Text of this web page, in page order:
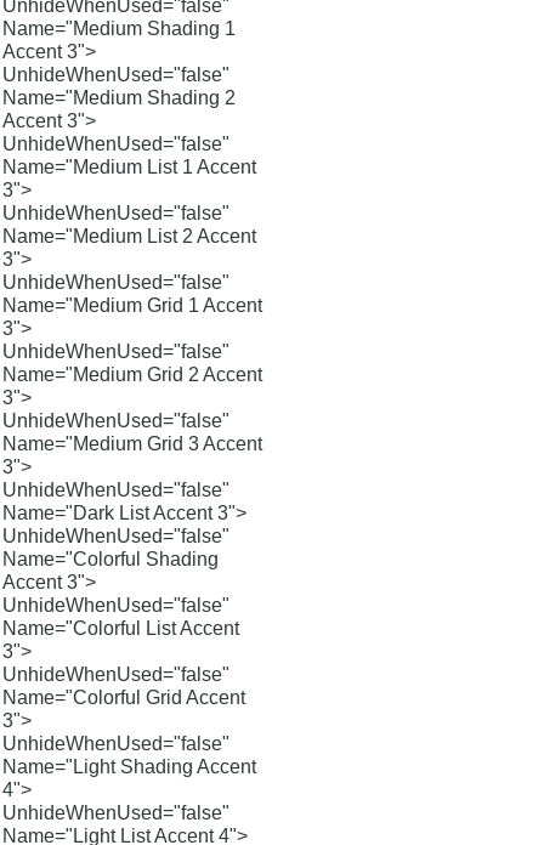
UnhideWhenUsed="false"
Name="Medium Shading 1
Accent 3">
UnhideWhenUsed="false"
Name="Medium Shading 2
Accent 3">
UnhideWhenUsed="false"
Name="Medium List 1 Accent
3">
UnhideWhenUsed="false"
Name="Medium List 2 Accent
3">
UnhideWhenUsed="false"
Name="Medium Grid 1 Accent
3">
UnhideWhenUsed="false"
Name="Medium Grid 2 Accent
3">
UnhideWhenUsed="false"
Name="Medium Grid 3 Accent
3">
UnhideWhenUsed="false"
Name="Dark List Accent 3">
UnhideWhenUsed="false"
Name="Colorful Shading
Accent 3">
UnhideWhenUsed="false"
Name="Colorful List Accent
3">
UnhideWhenUsed="false"
Name="Colorful Grid Accent
3">
UnhideWhenUsed="false"
Name="Light Shading Accent
4">
UnhideWhenUsed="false"
Name="Light List Accent 4">